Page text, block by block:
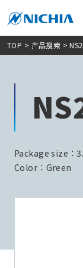
TOP > 产品搜索 >
Package size：
Color：Green